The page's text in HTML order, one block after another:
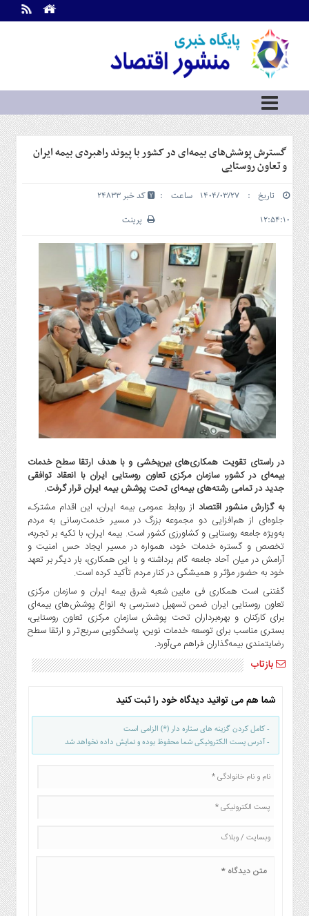
اطلاعات
تماس
ما
درباره
ما
سرویس
ها
خانه
سرمایه
و
بورس
مسکن
و
شهری
گاز
و
پتروشیمی
صنعت
و
خودرو
آپ
و
فن
آوری
بانک
،
بیمه
و
ارز
دیجیتال
کشاورزی
و
صنایع
غذایی
سیاسی
و
بین
الملل
روز
گوناگون
گسترش پوشش‌های بیمه‌ای در کشور با پیوند راهبردی بیمه ایران
و تعاون روستایی
تاریخ : ۱۴۰۴/۰۳/۲۷ ساعت :
۱۲:۵۴:۱۰
کد خبر 24833
پرینت
در راستای تقویت همکاری‌های بین‌بخشی و با هدف ارتقا سطح خدمات
بیمه‌ای در کشور، سازمان مرکزی تعاون روستایی ایران با انعقاد توافقی
جدید در تمامی رشته‌های بیمه‌ای تحت پوشش بیمه ایران قرار گرفت.
به گزارش منشور اقتصاد از روابط عمومی بیمه ایران، این اقدام مشترک،
جلوه‌ای از هم‌افزایی دو مجموعه بزرگ در مسیر خدمت‌رسانی به مردم
به‌ویژه جامعه روستایی و کشاورزی کشور است. بیمه ایران، با تکیه بر تجربه،
تخصص و گستره خدمات خود، همواره در مسیر ایجاد حس امنیت و
آرامش در میان آحاد جامعه گام برداشته و با این همکاری، بار دیگر بر تعهد
خود به حضور مؤثر و همیشگی در کنار مردم تأکید کرده است.
گفتنی است همکاری فی مابین شعبه شرق بیمه ایران و سازمان مرکزی
تعاون روستایی ایران ضمن تسهیل دسترسی به انواع پوشش‌های بیمه‌ای
برای کارکنان و بهره‌برداران تحت پوشش سازمان مرکزی تعاون روستایی،
بستری مناسب برای توسعه خدمات نوین، پاسخگویی سریع‌تر و ارتقا سطح
رضایتمندی بیمه‌گذاران فراهم می‌آورد.
بازتاب
شما هم می توانید دیدگاه خود را ثبت کنید
- کامل کردن گزینه های ستاره دار (*) الزامی است
- آدرس پست الکترونیکی شما محفوظ بوده و نمایش داده نخواهد شد